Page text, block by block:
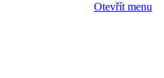
Otevřít menu